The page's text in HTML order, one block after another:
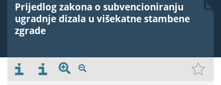
Prijedlog zakona o subvencioniranju
ugradnje dizala u višekatne stambene
zgrade